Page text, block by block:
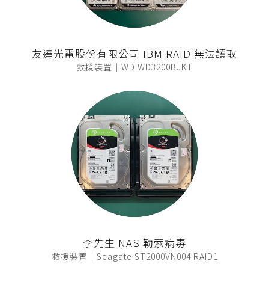
友達光電股份有限公司 IBM RAID 無法讀取
救援裝置｜WD WD3200BJKT
李先生 NAS 勒索病毒
救援裝置｜Seagate ST2000VN004 RAID1